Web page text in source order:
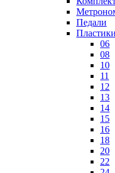
Педали
Пластики
06
08
10
11
12
13
14
15
16
18
20
22